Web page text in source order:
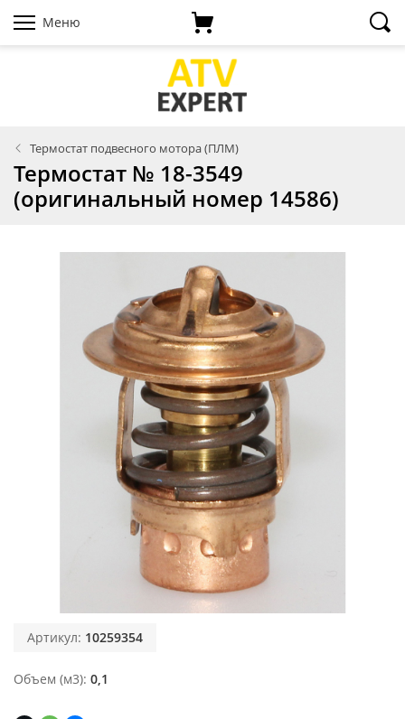
Меню
Термостат подвесного мотора (ПЛМ)
Термостат № 18-3549
(оригинальный номер 14586)
Артикул: 10259354
Объем (м3) 0,1